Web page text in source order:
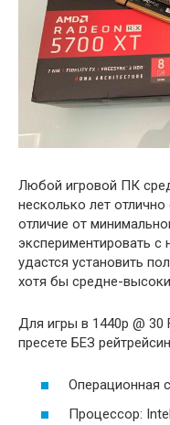
Любой игровой ПК
несколько лет
отличие от
экспериментировать с
удастся установить
хотя бы средне-
Для игры в 1440p @ 30
пресете БЕЗ
Операционная
Процессор: